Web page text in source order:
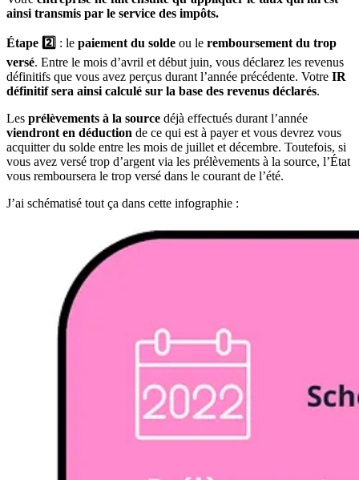
ainsi transmis par le service des impôts.
Étape 2️⃣ : le paiement du solde ou le remboursement du trop
versé. Entre le mois d’avril et début juin, vous déclarez les revenus
définitifs que vous avez perçus durant l’année précédente. Votre IR
définitif sera ainsi calculé sur la base des revenus déclarés.
Les prélèvements à la source déjà effectués durant l’année
viendront en déduction de ce qui est à payer et vous devrez vous
acquitter du solde entre les mois de juillet et décembre. Toutefois, si
vous avez versé trop d’argent via les prélèvements à la source, l’État
vous remboursera le trop versé dans le courant de l’été.
J’ai schématisé tout ça dans cette infographie :